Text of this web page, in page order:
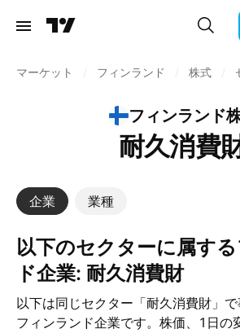
マーケット フィンランド 株式
フィンランド
耐久消費
企業 業種
以下のセクターに属するフィンラン
ド企業: 耐久消費財
以下は同じセクター「耐久消費財」
フィンランド企業です。株価、1日の